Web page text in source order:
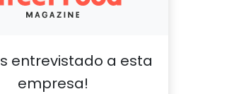
entrevistado a esta
empresa!